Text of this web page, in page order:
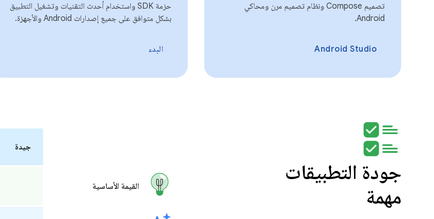
تصميم Compose ونظام تصميم مرن ومحاكي
Android.
Android Studio
حزمة SDK واستخدام أحدث التقنيات وتشغيل التطبيق
بشكل متوافق على جميع إصدارات Android والأجهزة.
البدء
جودة التطبيقات
مهمة
جيدة
القيمة الأساسية